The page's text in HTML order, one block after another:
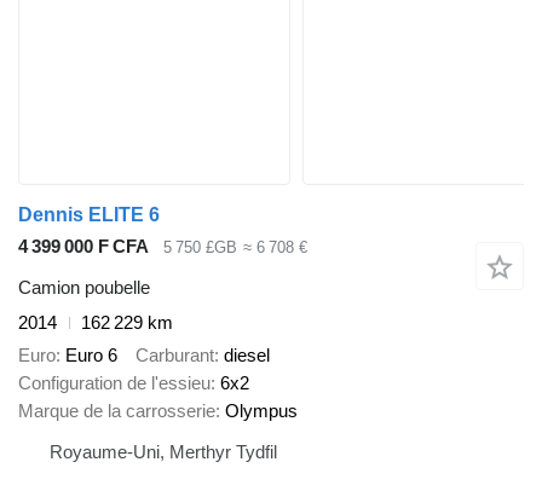
Dennis ELITE 6
4 399 000 F CFA
5 750 £GB ≈ 6 708 €
Camion poubelle
2014
162 229 km
Euro Euro 6 Carburant diesel
Configuration de l'essieu 6x2
Marque de la carrosserie Olympus
Royaume-Uni, Merthyr Tydfil